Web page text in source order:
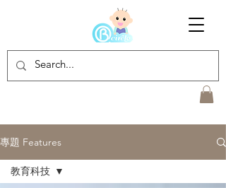
專題 Features
教育科技